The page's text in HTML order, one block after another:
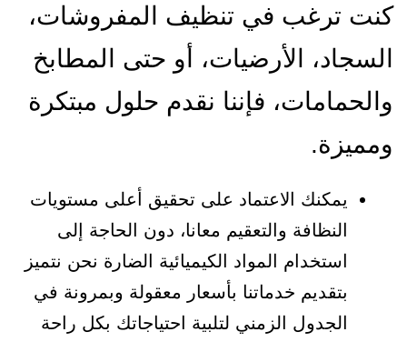
كنت ترغب في تنظيف المفروشات،
السجاد، الأرضيات، أو حتى المطابخ
والحمامات، فإننا نقدم حلول مبتكرة
ومميزة.
يمكنك الاعتماد على تحقيق أعلى مستويات
النظافة والتعقيم معانا، دون الحاجة إلى
استخدام المواد الكيميائية الضارة نحن نتميز
بتقديم خدماتنا بأسعار معقولة وبمرونة في
الجدول الزمني لتلبية احتياجاتك بكل راحة